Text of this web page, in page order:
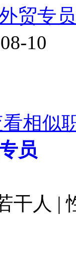
贸专员
10
相似
员
干人 |